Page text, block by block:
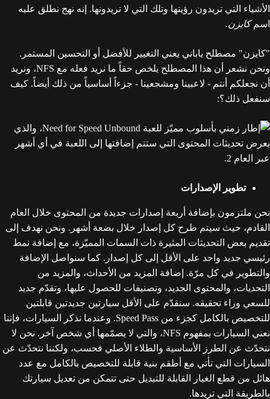
الأشياء التي تريدون رؤيتها وتلك التي لا تريدونها. إنه نهج نطلق عليه
اسمكايزن.
"كايزن" مصطلح ياباني يعني التغيير للأفضل أو التحسين المستمر.
ونحن نشعر أن هذا المصطلح يلخص حقاً ما نريد فعله مع NFS، ونريد
أن نجعلكم أنتم - لاعبينا ومشجعينا - جزءاً أساسياً من ذلك أيضاً. كيف
سنفعل ذلك؟:
تطوير الإصدارات
نحن ملتزمون بإضافة أربعة إصدارات جديدة من المحتوى خلال العام
القادم، حيث سيتم طرح كل إصدار خلال بضعة أشهر. ونحن نهدف إلى
تقديم بعض التحديثات المثيرة ذات السمات المميّزة، مع إضافة نمط
رئيسي جديد واحد على الأقل إلى كل إصدار. كما سنواصل الإضافة
والتطوير في كل مرّة. إضافة المزيد من الأحداث، والمزيد من
التحديات، والمحتوى الجديد، وتصنيفات للحصول عليها، وتقدّم جديد
للسعي وراء تحقيقه. سنقدّم على الأقل سيارتين جديدتين قابلتين
للتخصيص بالكامل كجزء من Speed Pass. وعندما نذكر السيارات، فإننا
نعني السيارات بمفهوم NFS، والتي لا يصمّمها أي شخص آخر. نحن لا
نتحدّث عن الطرز الأساسية والطلاء الأصلي فحسب، ولكننا نتحدّث عن
السيارات التي تأتي مع أطقم بنية قابلة للتخصيص بالكامل مع عدد
هائل من قطع الغيار القابلة للتبديل حتى تتمكن من تعديل سيارتك
بالطريقة التي تريدها.